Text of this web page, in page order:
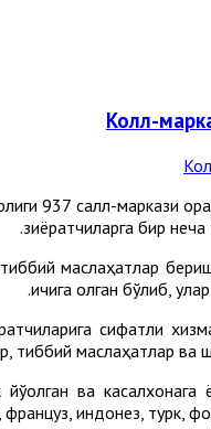
Колл-
937 салл-маркази
зиёратчиларга бир
.
маслаҳатлар
ичига олган бўлиб,
сифатли
тиббий маслаҳатлар ва
ва касалхонага
индонез, турк,